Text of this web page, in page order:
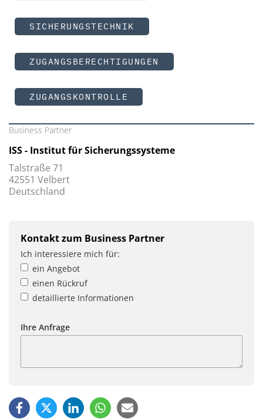
SICHERUNGSTECHNIK
ZUGANGSBERECHTIGUNGEN
ZUGANGSKONTROLLE
Business Partner
ISS - Institut für Sicherungssysteme
Talstraße 71
42551 Velbert
Deutschland
Kontakt zum Business Partner
Ich interessiere mich für:
ein Angebot
einen Rückruf
detaillierte Informationen
Ihre Anfrage